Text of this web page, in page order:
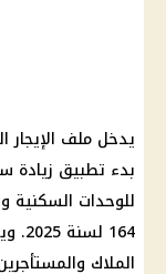
يدخل ملف الإيجار
للوحدات السكنية
164 لسنة 2025
.
الملاك